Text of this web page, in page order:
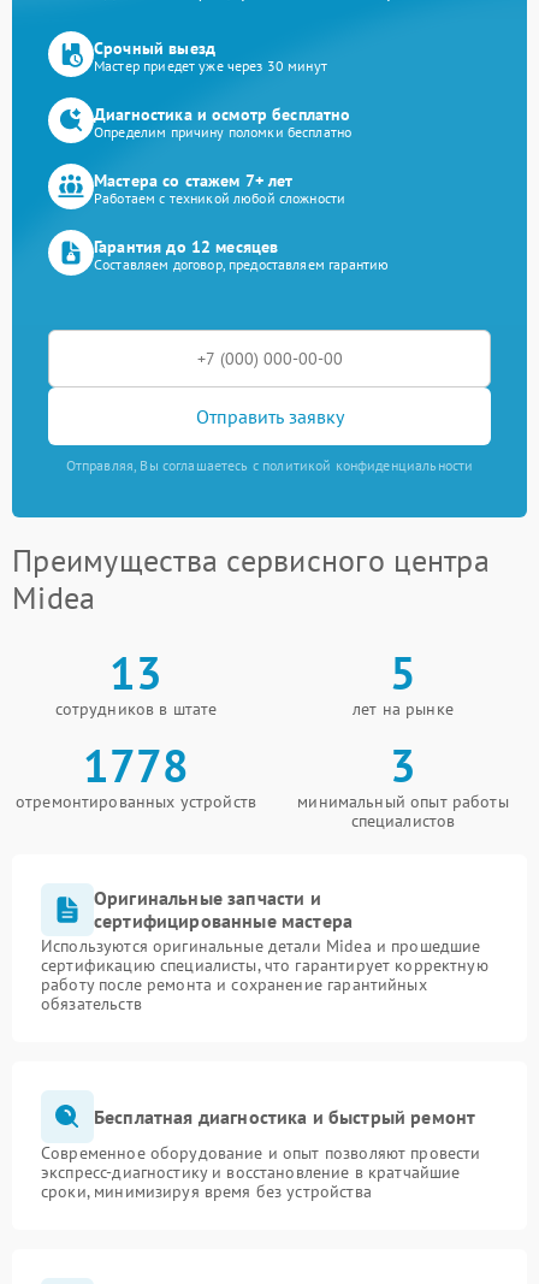
Срочный выезд
Мастер приедет уже через 30 минут
Диагностика и осмотр бесплатно
Определим причину поломки бесплатно
Мастера со стажем 7+ лет
Работаем с техникой любой сложности
Гарантия до 12 месяцев
Составляем договор, предоставляем гарантию
Отправить заявку
Отправляя, Вы соглашаетесь с политикой конфиденциальности
Преимущества сервисного центра
Midea
13
сотрудников в штате
5
лет на рынке
1778
отремонтированных устройств
3
минимальный опыт работы
специалистов
Оригинальные запчасти и
сертифицированные мастера
Используются оригинальные детали Midea и прошедшие
сертификацию специалисты, что гарантирует корректную
работу после ремонта и сохранение гарантийных
обязательств
Бесплатная диагностика и быстрый ремонт
Современное оборудование и опыт позволяют провести
экспресс-диагностику и восстановление в кратчайшие
сроки, минимизируя время без устройства